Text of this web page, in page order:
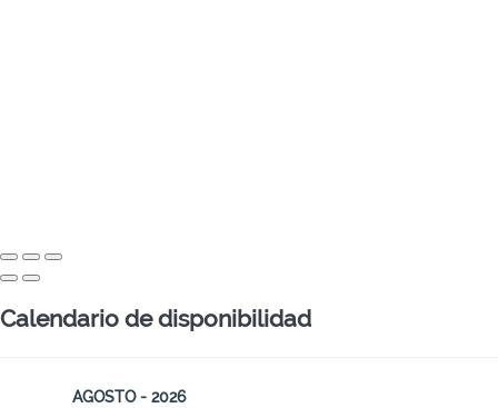
Calendario de disponibilidad
AGOSTO - 2026